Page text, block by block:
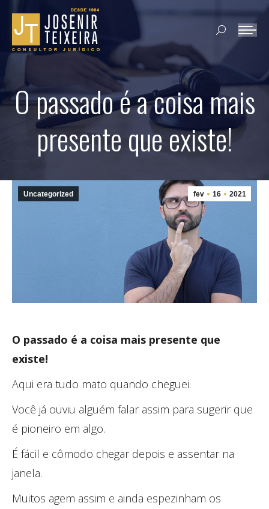
Search:
O passado é a coisa mais
presente que existe!
fev 16 2021
Uncategorized
O passado é a coisa mais presente que
existe!
Aqui era tudo mato quando cheguei.
Você já ouviu alguém falar assim para sugerir que
é pioneiro em algo.
É fácil e cômodo chegar depois e assentar na
janela.
Muitos agem assim e ainda espezinham os